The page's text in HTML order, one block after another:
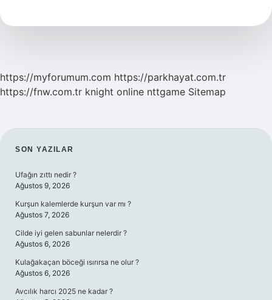
https://myforumum.com https://parkhayat.com.tr
https://fnw.com.tr knight online nttgame Sitemap
SIDEBAR
SON YAZILAR
Ufağın zıttı nedir ?
Ağustos 9, 2026
Kurşun kalemlerde kurşun var mı ?
Ağustos 7, 2026
Cilde iyi gelen sabunlar nelerdir ?
Ağustos 6, 2026
Kulağakaçan böceği ısırırsa ne olur ?
Ağustos 6, 2026
Avcılık harcı 2025 ne kadar ?